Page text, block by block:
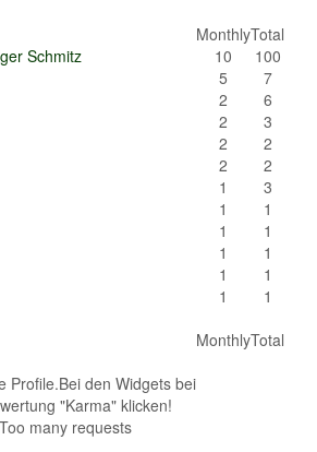
MonthlyTotal
Schmitz
10
100
5
7
2
6
2
3
2
2
2
2
1
3
1
1
1
1
1
1
1
1
1
1
MonthlyTotal
Profile.Bei den Widgets bei
"Karma" klicken!
many requests